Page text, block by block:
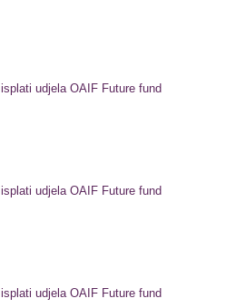
udjela OAIF Future fund
udjela OAIF Future fund
udjela OAIF Future fund